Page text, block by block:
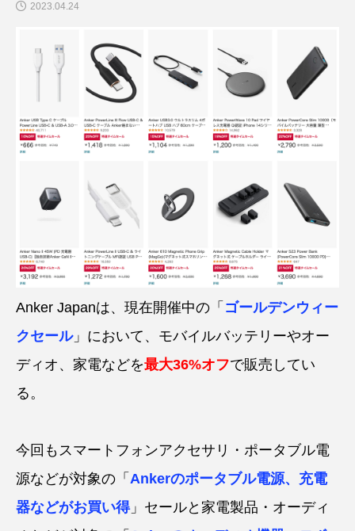
2023.04.24
Anker Japanは、現在開催中の「 ゴールデンウィー
クセール」において、モバイルバッテリーやオー
ディオ、家電などを最大36%オフで販売してい
る。
今回もスマートフォンアクセサリ・ポータブル電
源などが対象の「 Ankerのポータブル電源、充電
器などがお買い得」セールと家電製品・オーディ